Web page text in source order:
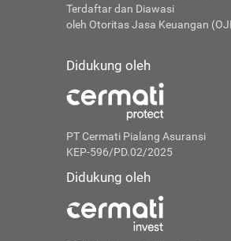
Terdaftar dan Diawasi
oleh Otoritas Jasa Keuangan
Didukung oleh
PT Cermati Pialang Asuransi
KEP-596/PD.02/2025
Didukung oleh